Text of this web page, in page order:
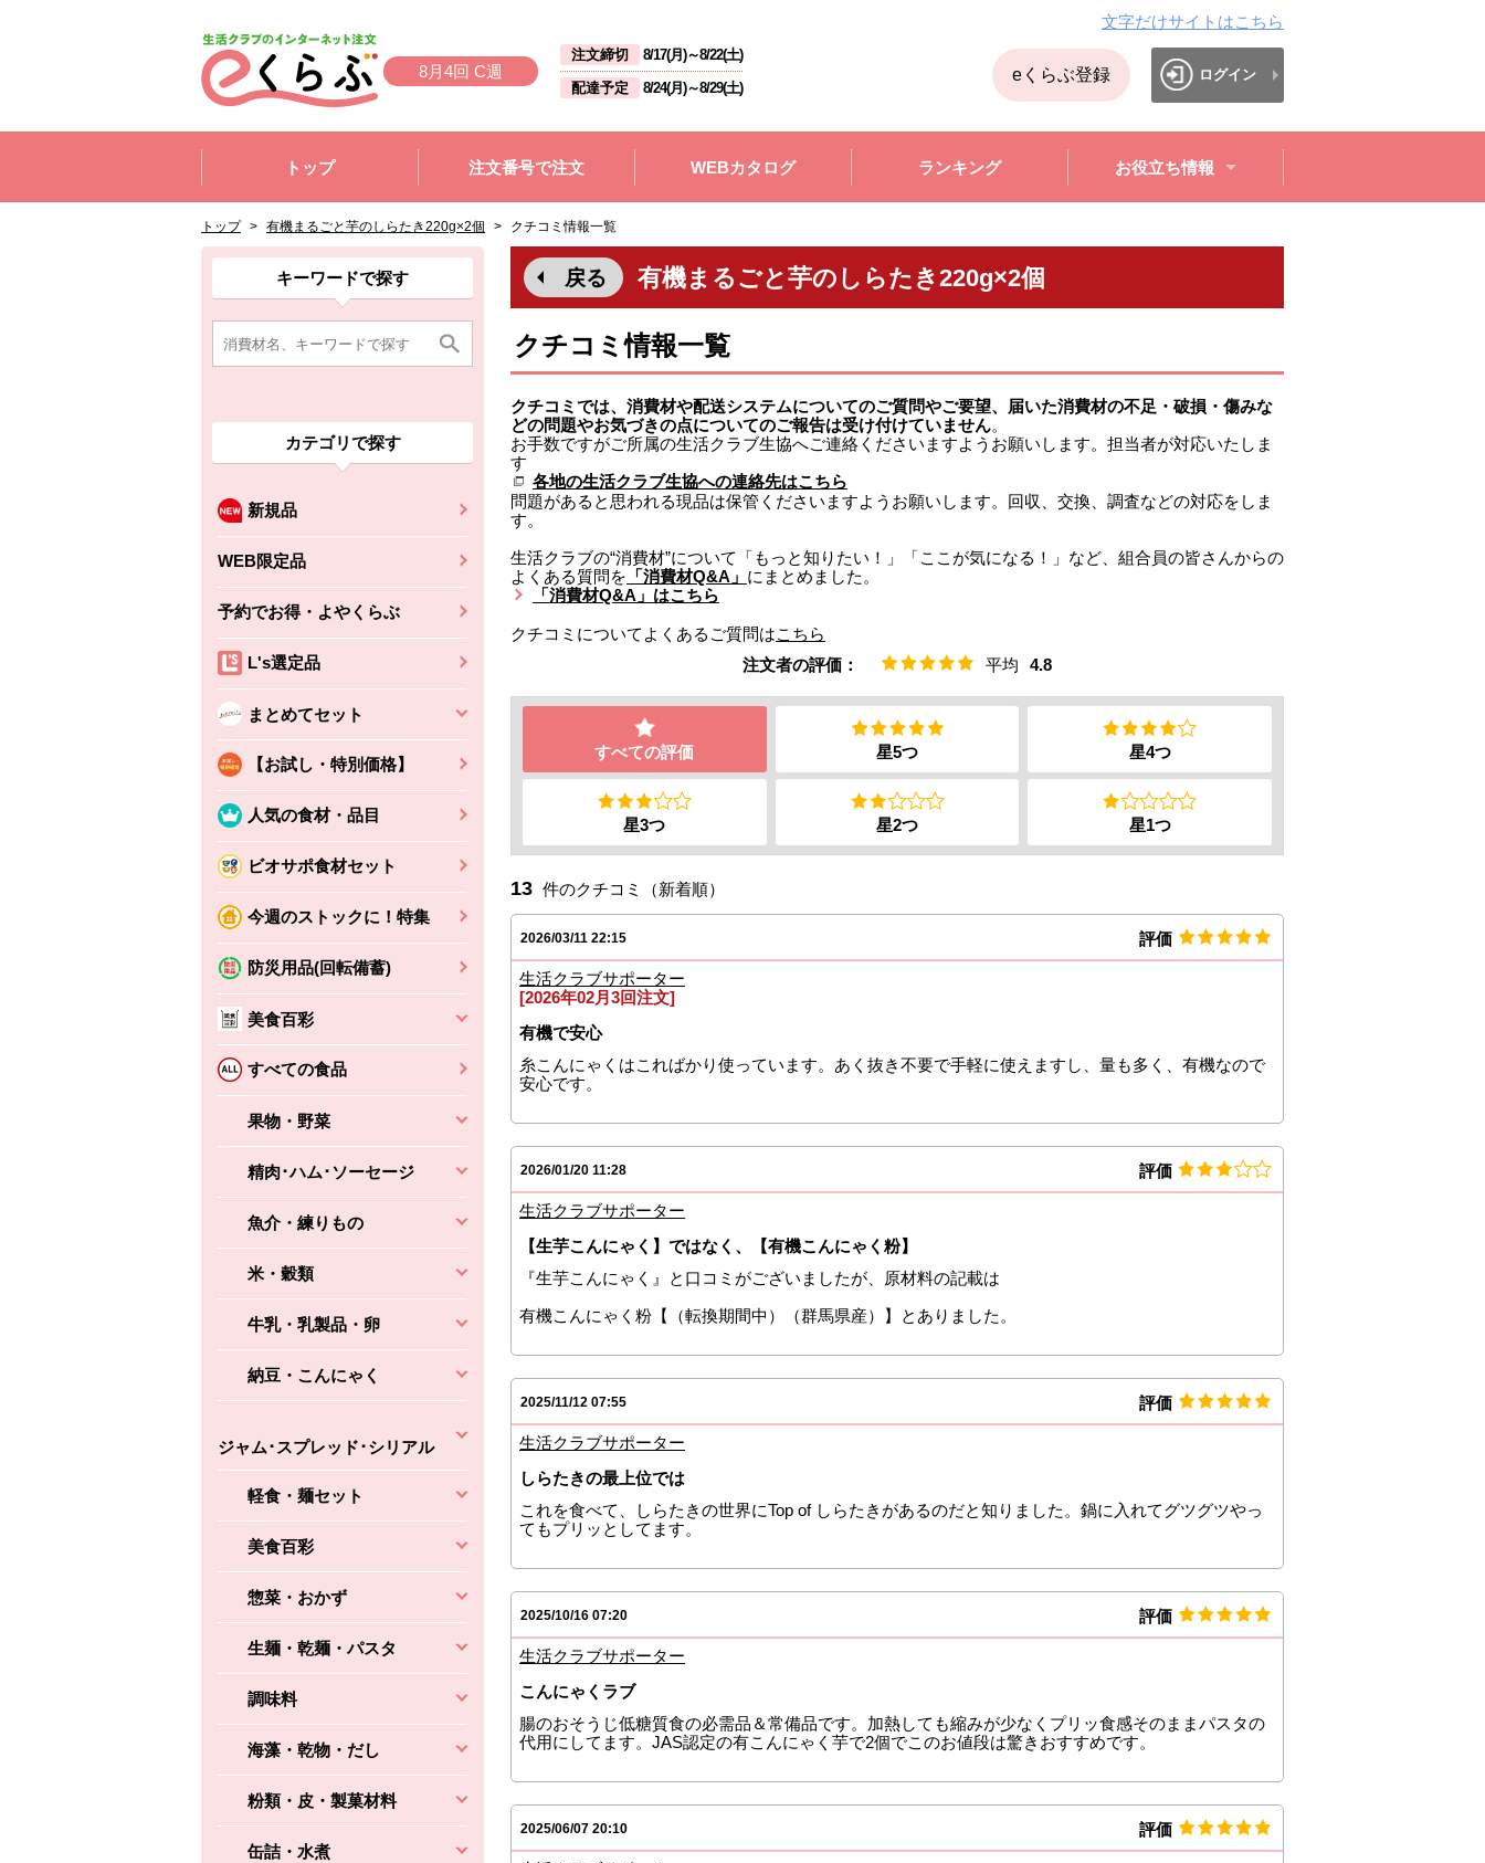
8月4回 C週
注文締切 8/17(月)～8/22(土)
配達予定
8/24(月)～8/29(土)
文字だけサイトはこちら
eくらぶ登録 ログイン
トップ
注文番号で注文 WEBカタログ ランキング お役立ち情報
トップ > 有機まるごと芋のしらたき220g×2個 > クチコミ情報一覧
ここから消費材検索メニューです。
キーワードで探す
カテゴリで探す
新規品
WEB限定品
予約でお得・よやくらぶ
L's選定品
まとめてセット
【お試し・特別価格】
人気の食材・品目
ビオサポ食材セット
今週のストックに！特集
防災用品(回転備蓄)
美食百彩
すべての食品
果物・野菜
精肉･ハム･ソーセージ
魚介・練りもの
米・穀類
牛乳・乳製品・卵
納豆・こんにゃく
ジャム･スプレッド･シリアル
軽食・麺セット
美食百彩
惣菜・おかず
生麺・乾麺・パスタ
調味料
海藻・乾物・だし
粉類・皮・製菓材料
缶詰・水煮
消費材検索メニューここまで。
ここから本文です。
ここから組合員向けメニューです。
組合員向けメニューここまで。
ここから本文です。
戻る 有機まるごと芋のしらたき220g×2個
クチコミ情報一覧
クチコミでは、消費材や配送システムについてのご質問やご要望、届いた消費材の不足・破損・傷みな
どの問題やお気づきの点についてのご報告は受け付けていません。
お手数ですがご所属の生活クラブ生協へご連絡くださいますようお願いします。担当者が対応いたしま
す
各地の生活クラブ生協への連絡先はこちら
問題があると思われる現品は保管くださいますようお願いします。回収、交換、調査などの対応をしま
す。
生活クラブの“消費材”について「もっと知りたい！」「ここが気になる！」など、組合員の皆さんからの
よくある質問を 「消費材Q&A」 にまとめました。
「消費材Q&A」はこちら
クチコミについてよくあるご質問はこちら
注文者の評価：
平均 4.8
すべての評価 星5つ 星4つ
星3つ 星2つ 星1つ
13 件のクチコミ（新着順）
2026/03/11 22:15 評価
生活クラブサポーター
[2026年02月3回注文]
有機で安心
糸こんにゃくはこればかり使っています。あく抜き不要で手軽に使えますし、量も多く、有機なので
安心です。
2026/01/20 11:28 評価
生活クラブサポーター
【生芋こんにゃく】ではなく、【有機こんにゃく粉】
『生芋こんにゃく』と口コミがございましたが、原材料の記載は
有機こんにゃく粉【（転換期間中）（群馬県産）】とありました。
2025/11/12 07:55 評価
生活クラブサポーター
しらたきの最上位では
これを食べて、しらたきの世界にTop of しらたきがあるのだと知りました。鍋に入れてグツグツやっ
てもプリッとしてます。
2025/10/16 07:20 評価
生活クラブサポーター
こんにゃくラブ
腸のおそうじ低糖質食の必需品＆常備品です。加熱しても縮みが少なくプリッ食感そのままパスタの
代用にしてます。JAS認定の有こんにゃく芋で2個でこのお値段は驚きおすすめです。
2025/06/07 20:10 評価